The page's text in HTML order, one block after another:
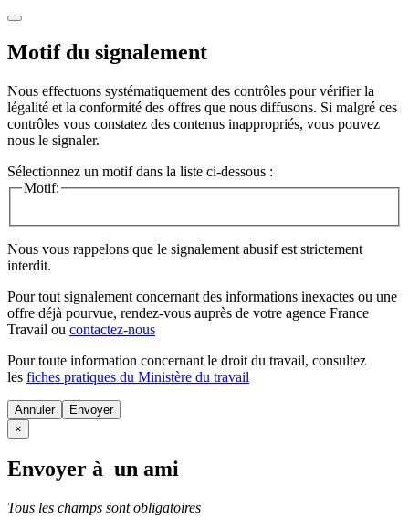
Motif du signalement
Nous effectuons systématiquement des contrôles pour vérifier la
légalité et la conformité des offres que nous diffusons. Si malgré ces
contrôles vous constatez des contenus inappropriés, vous pouvez
nous le signaler.
Sélectionnez un motif dans la liste ci-dessous :
Motif:
Nous vous rappelons que le signalement abusif est strictement
interdit.
Pour tout signalement concernant des informations inexactes ou une
offre déjà pourvue, rendez-vous auprès de votre agence France
Travail ou contactez-nous
Pour toute information concernant le droit du travail, consultez
les fiches pratiques du Ministère du travail
Annuler
×
Envoyer à un ami
Tous les champs sont obligatoires